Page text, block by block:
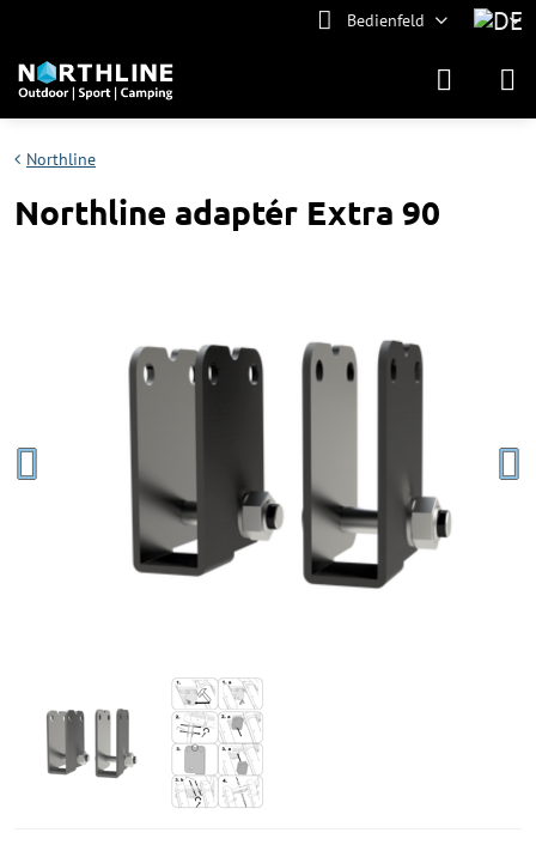
Bedienfeld
Northline
Northline adaptér Extra 90